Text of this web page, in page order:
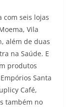
com seis lojas
Vila
além de duas
na Saúde. E
produtos
Santa
Café,
também no